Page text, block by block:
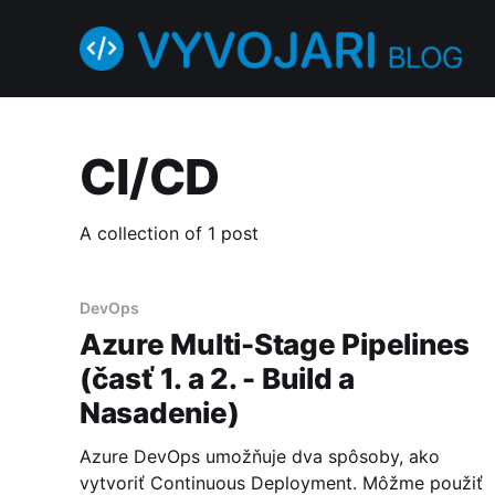
CI/CD
A collection of 1 post
DevOps
Azure Multi-Stage Pipelines
(časť 1. a 2. - Build a
Nasadenie)
Azure DevOps umožňuje dva spôsoby, ako
vytvoriť Continuous Deployment. Môžme použiť